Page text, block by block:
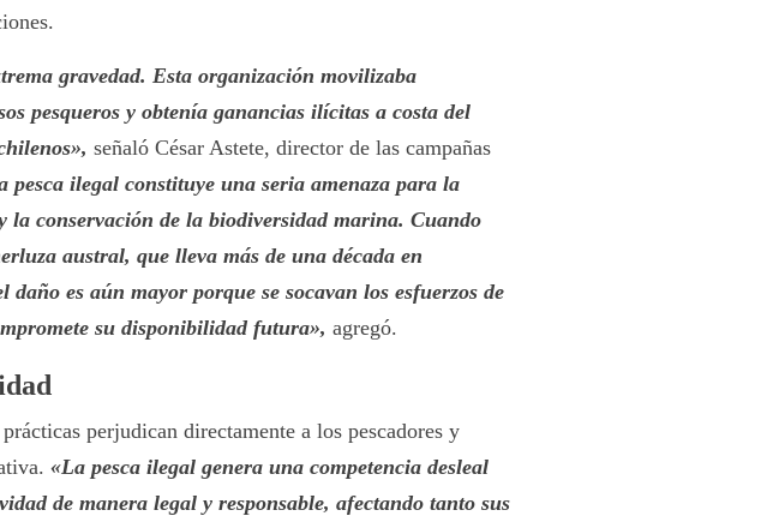
gravedad. Esta organización movilizaba
pesqueros y obtenía ganancias ilícitas a costa del
señaló César Astete, director de las campañas
pesca ilegal constituye una seria amenaza para la
la conservación de la biodiversidad marina. Cuando
austral, que lleva más de una década en
es aún mayor porque se socavan los esfuerzos de
su disponibilidad futura», agregó.
perjudican directamente a los pescadores y
«La pesca ilegal genera una competencia desleal
de manera legal y responsable, afectando tanto sus